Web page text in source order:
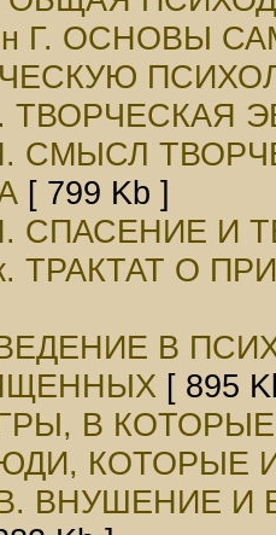
Г. ОСНОВЫ
ТВОРЧЕСКАЯ
СМЫСЛ
[ 799 Kb ]
СПАСЕНИЕ И
ТРАКТАТ О
В
[ 895
В
КОТОРЫЕ
В. ВНУШЕНИЕ